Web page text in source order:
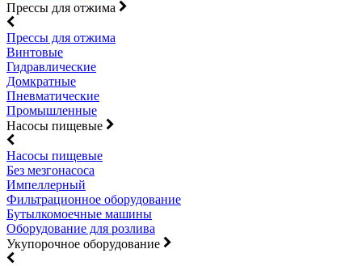
Прессы для отжима
Прессы для отжима
Винтовые
Гидравлические
Домкратные
Пневматические
Промышленные
Насосы пищевые
Насосы пищевые
Без мезгонасоса
Импеллерный
Фильтрационное оборудование
Бутылкомоечные машины
Оборудование для розлива
Укупорочное оборудование